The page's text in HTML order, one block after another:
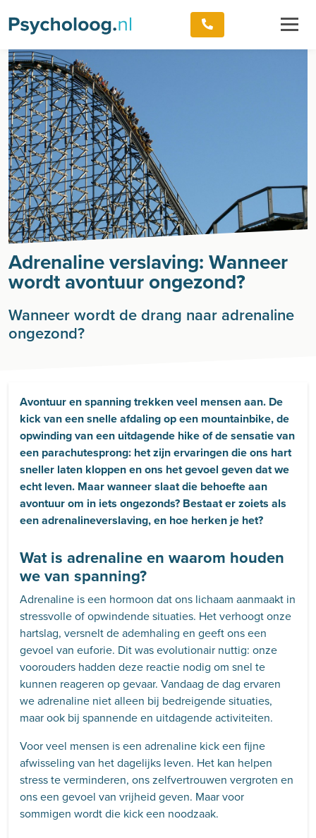
Adrenaline verslaving: Wanneer
wordt avontuur ongezond?
Wanneer wordt de drang naar adrenaline
ongezond?
Avontuur en spanning trekken veel mensen aan. De
kick van een snelle afdaling op een mountainbike, de
opwinding van een uitdagende hike of de sensatie van
een parachutesprong: het zijn ervaringen die ons hart
sneller laten kloppen en ons het gevoel geven dat we
echt leven. Maar wanneer slaat die behoefte aan
avontuur om in iets ongezonds? Bestaat er zoiets als
een adrenalineverslaving, en hoe herken je het?
Wat is adrenaline en waarom houden
we van spanning?
Adrenaline is een hormoon dat ons lichaam aanmaakt in
stressvolle of opwindende situaties. Het verhoogt onze
hartslag, versnelt de ademhaling en geeft ons een
gevoel van euforie. Dit was evolutionair nuttig: onze
voorouders hadden deze reactie nodig om snel te
kunnen reageren op gevaar. Vandaag de dag ervaren
we adrenaline niet alleen bij bedreigende situaties,
maar ook bij spannende en uitdagende activiteiten.
Voor veel mensen is een adrenaline kick een fijne
afwisseling van het dagelijks leven. Het kan helpen
stress te verminderen, ons zelfvertrouwen vergroten en
ons een gevoel van vrijheid geven. Maar voor
sommigen wordt die kick een noodzaak.